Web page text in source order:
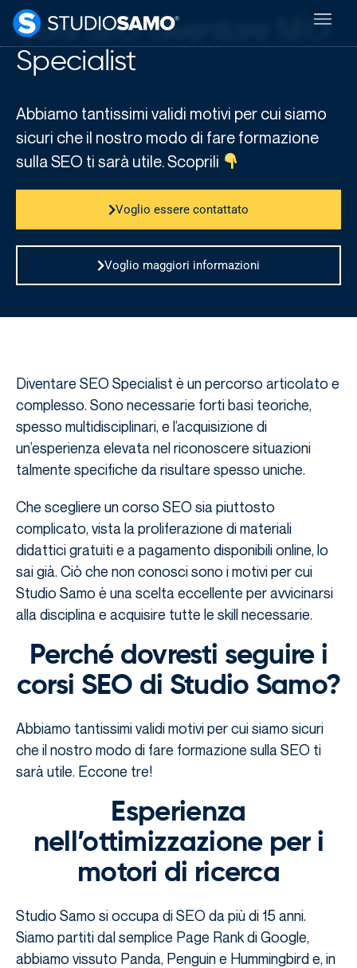
Corsi SEO: diventare SEO
Specialist
Abbiamo tantissimi validi motivi per cui siamo
sicuri che il nostro modo di fare formazione
sulla SEO ti sarà utile. Scoprili
Voglio essere contattato
Voglio maggiori informazioni
Diventare SEO Specialist è un percorso articolato e
complesso. Sono necessarie forti basi teoriche,
spesso multidisciplinari, e l’acquisizione di
un’esperienza elevata nel riconoscere situazioni
talmente specifiche da risultare spesso uniche.
Che scegliere un corso SEO sia piuttosto
complicato, vista la proliferazione di materiali
didattici gratuiti e a pagamento disponibili online, lo
sai già. Ciò che non conosci sono i motivi per cui
Studio Samo è una scelta eccellente per avvicinarsi
alla disciplina e acquisire tutte le skill necessarie.
Perché dovresti seguire i
corsi SEO di Studio Samo?
Abbiamo tantissimi validi motivi per cui siamo sicuri
che il nostro modo di fare formazione sulla SEO ti
sarà utile. Eccone tre!
Esperienza
nell’ottimizzazione per i
motori di ricerca
Studio Samo si occupa di SEO da più di 15 anni.
Siamo partiti dal semplice Page Rank di Google,
abbiamo vissuto Panda, Penguin e Hummingbird e, in